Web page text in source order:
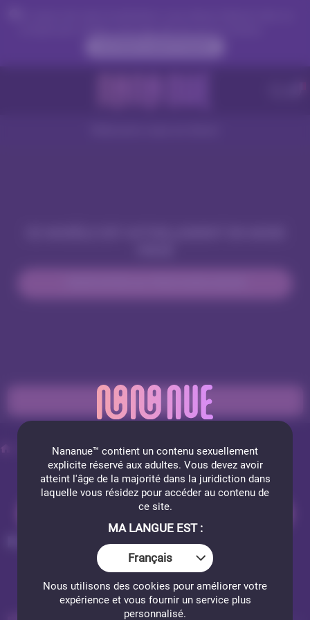
PASSER EN PRIVÉ
Webcams femmes Nues Soniahayatt
SONIAHAYATT
22 photos
INSCRIPTION GRATUITE
Nananue™ contient un contenu sexuellement
expliciteréservé aux adultes. Vous devez avoir
atteint l'âge de la majorité dans la juridiction dans
laquelle vous résidez pour accéder au contenu de
ce site.
MA LANGUE EST :
Français
Nous utilisons des cookies pour améliorer votre
expérience et vous fournir un service plus
personnalisé.